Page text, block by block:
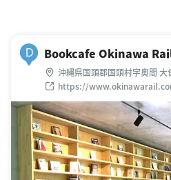
D Bookcafe Okinawa
沖縄県国頭郡国頭村字奥間
https://